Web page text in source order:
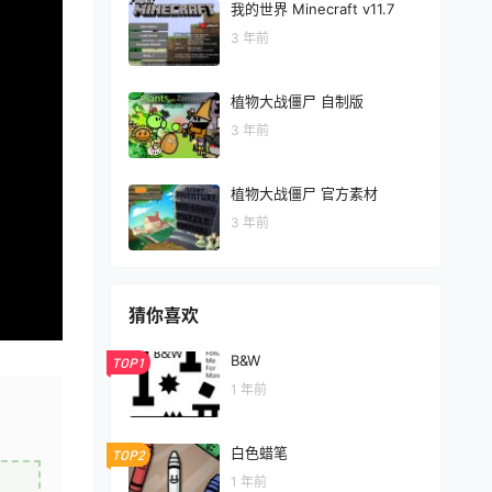
我的世界 Minecraft v11.7
3 年前
植物大战僵尸 自制版
3 年前
植物大战僵尸 官方素材
3 年前
猜你喜欢
TOP1 B&W
1 年前
TOP2 白色蜡笔
1 年前